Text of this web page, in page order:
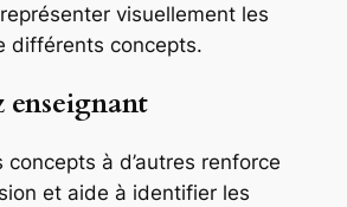
visuellement les
différents concepts.
enseignant
concepts à d’autres renforce
et aide à identifier les